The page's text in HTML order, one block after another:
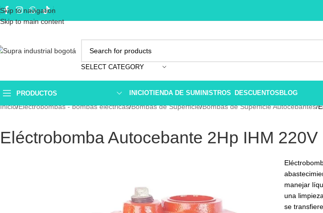
Skip to navigation
Skip to main content
SELECT CATEGORY
PRODUCTOS INICIOTIENDA DE SUMINISTROS DESCUENTOS BLOG
Inicio Electrobombas - bombas eléctricas Bombas de Superficie Bombas de Superficie Autocebantes
Eléctrobomba Autocebante 2Hp IHM
manejar
una
se